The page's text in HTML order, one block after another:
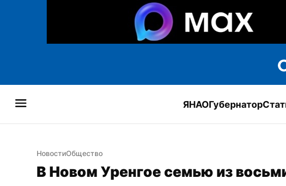
ЯНАОГубернатор
НовостиОбщество
В Новом Уренгое семью из